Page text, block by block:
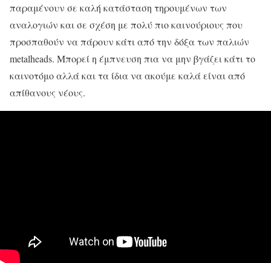
παραμένουν σε καλή κατάσταση τηρουμένων των
αναλογιών και σε σχέση με πολύ πιο καινούριους που
προσπαθούν να πάρουν κάτι από την δόξα των παλιών
metalheads. Μπορεί η έμπνευση πια να μην βγάζει κάτι το
καινοτόμο αλλά και τα ίδια να ακούμε καλά είναι από
απίθανους νέους.